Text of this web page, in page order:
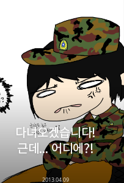
다녀오겠습니다!
근데... 어디에?!
2013.04.09